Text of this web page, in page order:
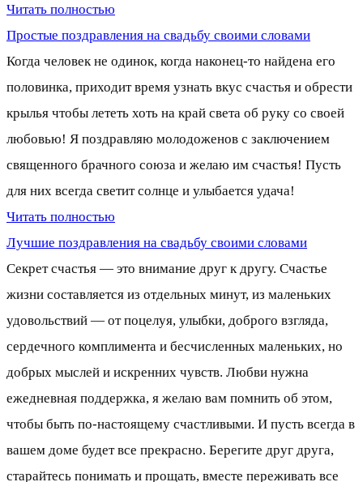
Читать полностью
Простые поздравления на свадьбу своими словами
Когда человек не одинок, когда наконец-то найдена его
половинка, приходит время узнать вкус счастья и обрести
крылья чтобы лететь хоть на край света об руку со своей
любовью! Я поздравляю молодоженов с заключением
священного брачного союза и желаю им счастья! Пусть
для них всегда светит солнце и улыбается удача!
Читать полностью
Лучшие поздравления на свадьбу своими словами
Секрет счастья — это внимание друг к другу. Счастье
жизни составляется из отдельных минут, из маленьких
удовольствий — от поцелуя, улыбки, доброго взгляда,
сердечного комплимента и бесчисленных маленьких, но
добрых мыслей и искренних чувств. Любви нужна
ежедневная поддержка, я желаю вам помнить об этом,
чтобы быть по-настоящему счастливыми. И пусть всегда в
вашем доме будет все прекрасно. Берегите друг друга,
старайтесь понимать и прощать, вместе переживать все